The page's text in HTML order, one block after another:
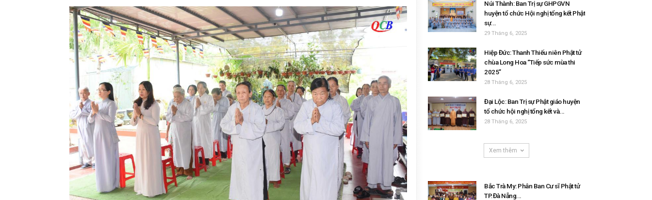
Núi Thành: Ban Trị sự GHPGVN
huyện tổ chức Hội nghị tổng kết Phật
sự...
29 Tháng 6, 2025
Hiệp Đức: Thanh Thiếu niên Phật tử
chùa Long Hoa “Tiếp sức mùa thi
2025”
28 Tháng 6, 2025
Đại Lộc: Ban Trị sự Phật giáo huyện
tổ chức hội nghị tổng kết và...
28 Tháng 6, 2025
Xem thêm
Bắc Trà My: Phân Ban Cư sĩ Phật tử
TP.Đà Nẵng...